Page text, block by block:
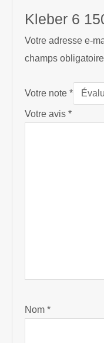
Kleber 6
Votre adresse e-
champs
Votre note*
Votre avis*
Nom*